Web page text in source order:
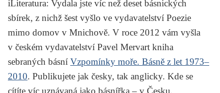
iLiteratura: Vydala jste víc než deset básnických
sbírek, z nichž šest vyšlo ve vydavatelství Poezie
mimo domov v Mnichově. V roce 2012 vám vyšla
v českém vydavatelství Pavel Mervart kniha
sebraných básní Vzpomínky moře. Básně z let 1973–
2010. Publikujete jak česky, tak anglicky. Kde se
cítíte víc uznávaná jako básnířka – v Česku,